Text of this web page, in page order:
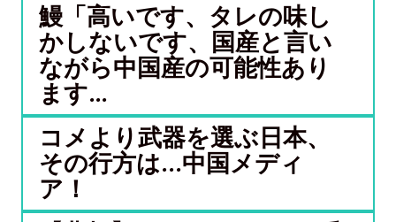
鰻「高いです、タレの味し
かしないです、国産と言い
ながら中国産の可能性あり
ます...
コメより武器を選ぶ日本、
その行方は…中国メディ
ア！